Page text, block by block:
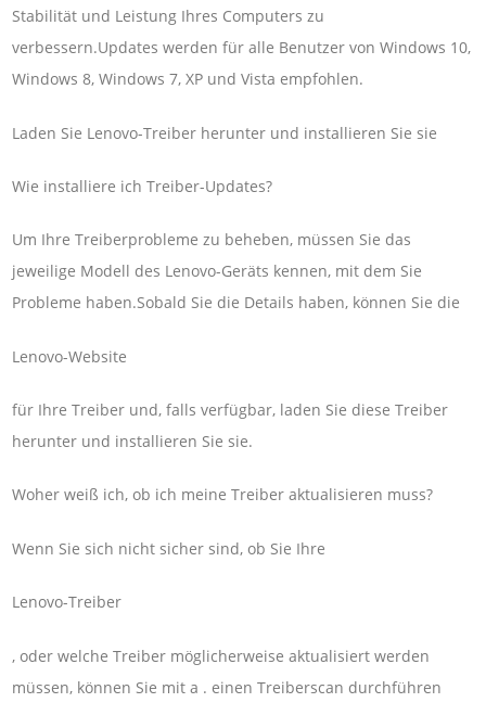
Stabilität und Leistung Ihres Computers zu
verbessern.Updates werden für alle Benutzer von Windows 10,
Windows 8, Windows 7, XP und Vista empfohlen.
Laden Sie Lenovo-Treiber herunter und installieren Sie sie
Wie installiere ich Treiber-Updates?
Um Ihre Treiberprobleme zu beheben, müssen Sie das
jeweilige Modell des Lenovo-Geräts kennen, mit dem Sie
Probleme haben.Sobald Sie die Details haben, können Sie die
Lenovo-Website
für Ihre Treiber und, falls verfügbar, laden Sie diese Treiber
herunter und installieren Sie sie.
Woher weiß ich, ob ich meine Treiber aktualisieren muss?
Wenn Sie sich nicht sicher sind, ob Sie Ihre
Lenovo-Treiber
, oder welche Treiber möglicherweise aktualisiert werden
müssen, können Sie mit a . einen Treiberscan durchführen